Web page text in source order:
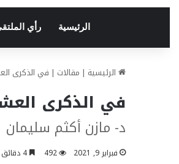
الرئيسية رأي
الرئيسية | مقالات | في الذكرى
في الذكرى
د- مازن أكثم سليمان
فبراير 9, 2021 492